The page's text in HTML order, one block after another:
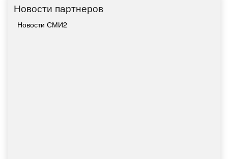
Новости партнеров
Новости СМИ2